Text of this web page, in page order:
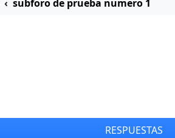
subforo de prueba numero 1
RESPUESTAS